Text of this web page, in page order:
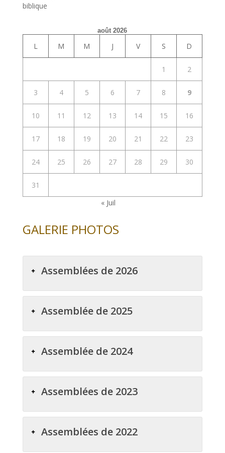
biblique
août 2026
L M M J V S D
1 2
3 4 5 6 7 8 9
10 11 12 13 14 15 16
17 18 19 20 21 22 23
24 25 26 27 28 29 30
31
« Juil
GALERIE PHOTOS
Assemblées de 2026
Assemblée de 2025
Assemblée de 2024
Assemblées de 2023
Assemblées de 2022